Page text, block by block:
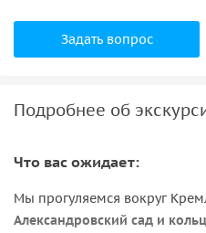
Задать вопрос
Подробнее об
Что вас ожидает:
Мы прогуляемся вокруг
Александровский сад и